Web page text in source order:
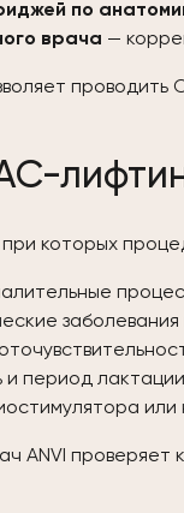
по
врача —
которых
и период
или
ANVI